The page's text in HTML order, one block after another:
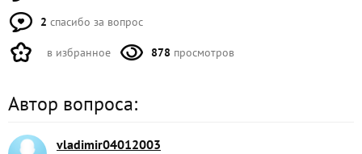
2 спасибо за вопрос
в избранное 878 просмотров
Автор вопроса:
vladimir04012003